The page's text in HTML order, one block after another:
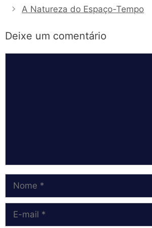
A Natureza do Espaço-Tempo
Deixe um comentário
mail